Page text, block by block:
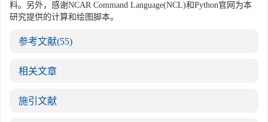
料。另外，感谢NCAR Command Language(NCL)和Python官网为本
研究提供的计算和绘图脚本。
参考文献(55)
相关文章
施引文献